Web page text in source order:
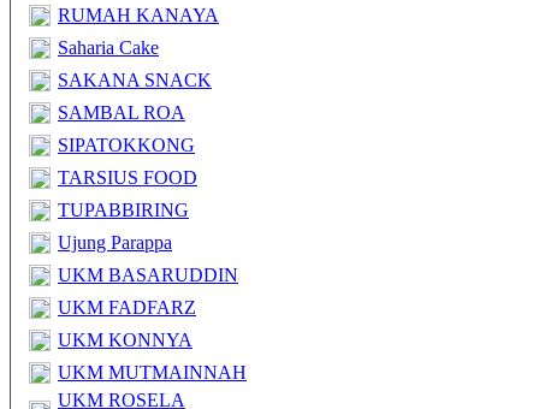
RUMAH KANAYA
Saharia Cake
SAKANA SNACK
SAMBAL ROA
SIPATOKKONG
TARSIUS FOOD
TUPABBIRING
Ujung Parappa
UKM BASARUDDIN
UKM FADFARZ
UKM KONNYA
UKM MUTMAINNAH
UKM ROSELA